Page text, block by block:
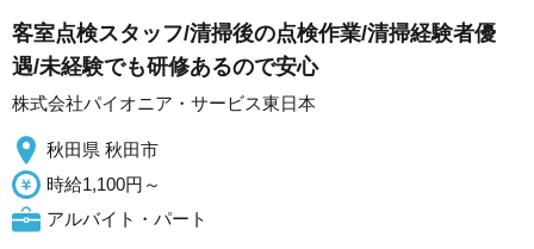
客室点検スタッフ/清掃後の点検作業/清掃経験者優
遇/未経験でも研修あるので安心
株式会社パイオニア・サービス東日本
秋田県 秋田市
時給1,100円～
アルバイト・パート